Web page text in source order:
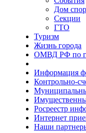
Дом
Секции
ГТО
Туризм
Жизнь города
ОМВД РФ по
Информация
Контрольно-
Росреестр
Интернет
Наши